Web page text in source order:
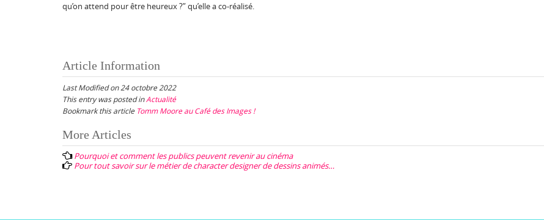
qu’on attend pour être heureux ?” qu’elle a co-réalisé.
Article Information
Last Modified on 24 octobre 2022
This entry was posted inActualité
Bookmark this article Tomm Moore au Café des Images !
Post
navigation
More Articles
Pourquoi et comment les publics peuvent revenir au cinéma
Pour tout savoir sur le métier de character designer de dessins animés…